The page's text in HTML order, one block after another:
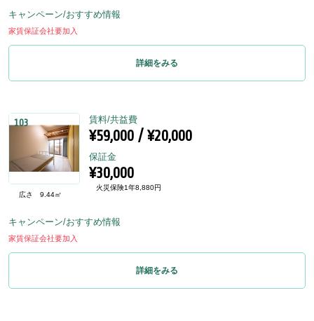
キャンペーン/おすすめ情報
家賃保証会社要加入
詳細をみる
103
広さ 9.44㎡
賃料/共益費
¥59,000 / ¥20,000
保証金
¥30,000
火災保険1年8,880円
キャンペーン/おすすめ情報
家賃保証会社要加入
詳細をみる